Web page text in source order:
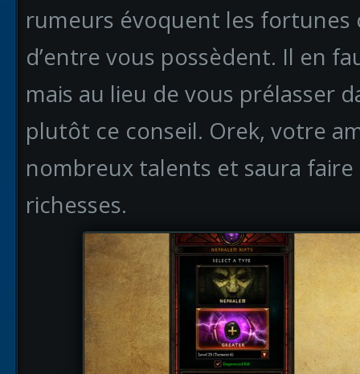
rumeurs évoquent les fortunes
d’entre vous possèdent. Il en
mais au lieu de vous prélasser
plutôt ce conseil. Orek, votre
nombreux talents et saura
richesses.